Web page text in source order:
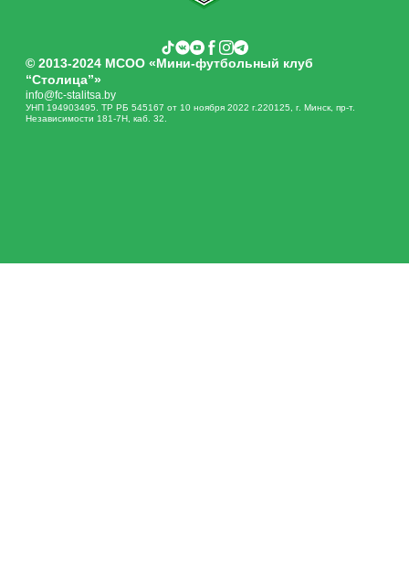
© 2013-2024 МСОО «Мини-футбольный клуб
“Столица”»
info@fc-stalitsa.by
УНП 194903495. ТР РБ 545167 от 10 ноября 2022 г.220125, г. Минск, пр-т.
Независимости 181-7Н, каб. 32.